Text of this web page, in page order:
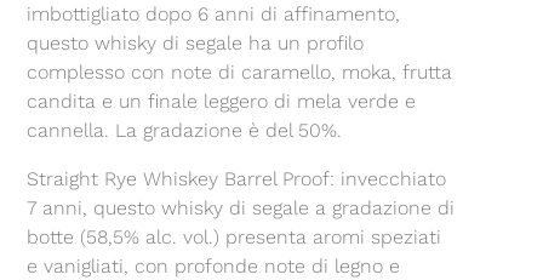
imbottigliato dopo 6 anni di affinamento,
questo whisky di segale ha un profilo
complesso con note di caramello, moka, frutta
candita e un finale leggero di mela verde e
cannella. La gradazione è del 50%.
Straight Rye Whiskey Barrel Proof: invecchiato
7 anni, questo whisky di segale a gradazione di
botte (58,5% alc. vol.) presenta aromi speziati
e vanigliati, con profonde note di legno e